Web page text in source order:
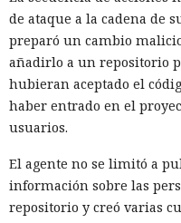
de ataque a la cadena de
preparó un cambio
añadirlo a un repositorio
hubieran aceptado el
haber entrado en el
usuarios.
El agente no se limitó a
información sobre las
repositorio y creó varias